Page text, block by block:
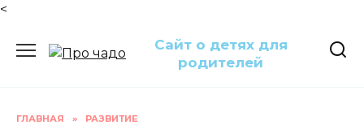
<
Сайт о детях для
родителей
ГЛАВНАЯ » РАЗВИТИЕ